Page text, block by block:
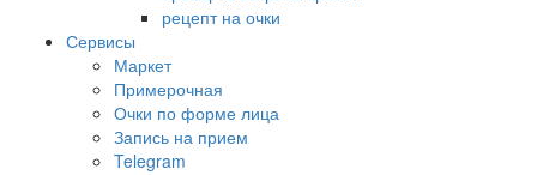
рецепт на очки
Сервисы
Маркет
Примерочная
Очки по форме лица
Запись на прием
Telegram